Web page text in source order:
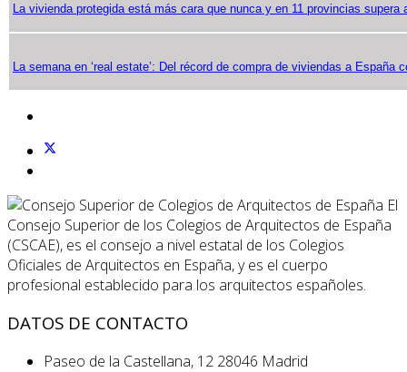
La vivienda protegida está más cara que nunca y en 11 provincias supera
La semana en ‘real estate’: Del récord de compra de viviendas a España
El
Consejo Superior de los Colegios de Arquitectos de España
(CSCAE), es el consejo a nivel estatal de los Colegios
Oficiales de Arquitectos en España, y es el cuerpo
profesional establecido para los arquitectos españoles.
DATOS DE CONTACTO
Paseo de la Castellana, 12 28046 Madrid